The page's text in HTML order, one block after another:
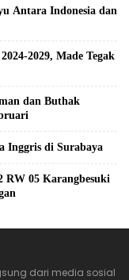
Made Tegak
dan Buthak
Inggris di Surabaya
RW 05 Karangbesuki
dari media sosial